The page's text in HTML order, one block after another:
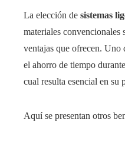
La elección de sistemas
materiales convencionales
ventajas que ofrecen. Uno
el ahorro de tiempo
cual resulta esencial en su
Aquí se presentan otros